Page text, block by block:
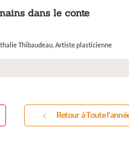
dans le conte
Thibaudeau, Artiste plasticienne
Retour à Toute